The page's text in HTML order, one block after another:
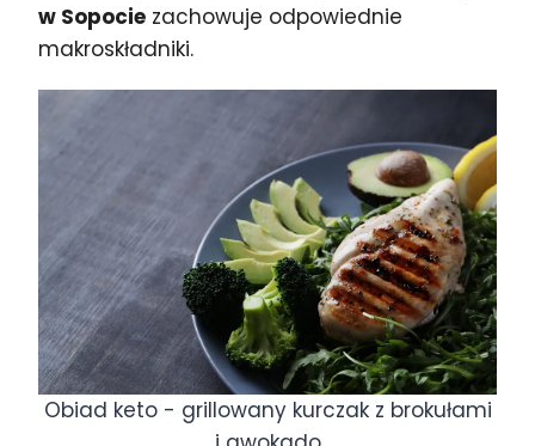
w Sopocie zachowuje odpowiednie
makroskładniki.
Obiad keto - grillowany kurczak z brokułami